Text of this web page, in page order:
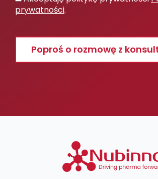
prywatności
prywatności.
Poproś o rozmowę z